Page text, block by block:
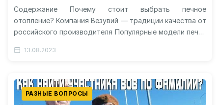
Содержание Почему стоит выбрать печное
отопление? Компания Везувий — традиции качества от
российского производителя Популярные модели печей
Как…
13.08.2023
РАЗНЫЕ ВОПРОСЫ